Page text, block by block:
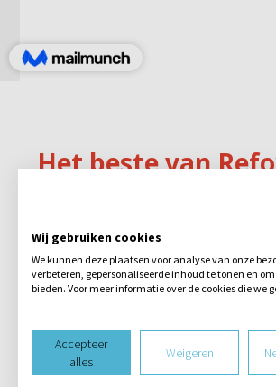
Wij gebruiken cookies
We kunnen deze plaatsen voor analyse van onze
verbeteren, gepersonaliseerde inhoud te tonen en
bieden. Voor meer informatie over de cookies die we
Accepteer
alles
Weigeren